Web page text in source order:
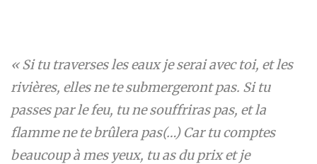
« Si tu traverses les eaux je serai avec toi, et les
rivières, elles ne te submergeront pas. Si tu
passes par le feu, tu ne souffriras pas, et la
flamme ne te brûlera pas(…) Car tu comptes
beaucoup à mes yeux, tu as du prix et je